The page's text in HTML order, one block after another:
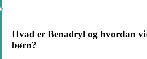
Hvad er Benadryl og hvordan
børn?